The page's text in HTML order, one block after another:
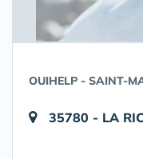
OUIHELP - SAINT-
35780 - LA